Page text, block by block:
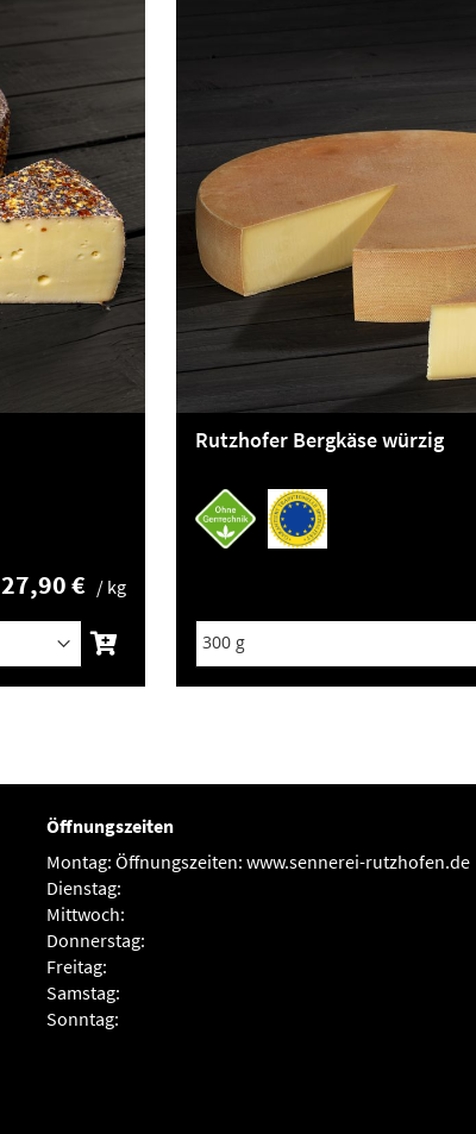
27,90 € / kg
Rutzhofer Bergkäse würzig
Öffnungszeiten
Montag: Öffnungszeiten: www.sennerei-rutzhofen.de
Dienstag:
Mittwoch:
Donnerstag:
Freitag:
Samstag:
Sonntag: